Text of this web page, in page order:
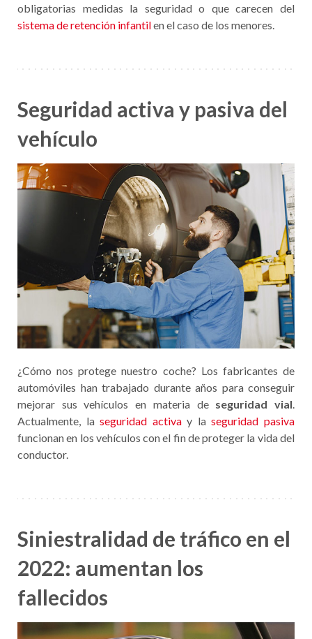
obligatorias medidas la seguridad o que carecen del
sistema de retención infantilen el caso de los menores.
Seguridad activa y pasiva del
vehículo
¿Cómo nos protege nuestro coche? Los fabricantes de
automóviles han trabajado durante años para conseguir
mejorar sus vehículos en materia de seguridad vial.
Actualmente, laseguridad activay laseguridad pasiva
funcionan en los vehículos con el fin de proteger la vida del
conductor.
Siniestralidad de tráfico en el
2022: aumentan los
fallecidos